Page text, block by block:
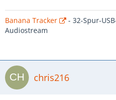
Banana Tracker
- 32-Spur-
Audiostream
chris216